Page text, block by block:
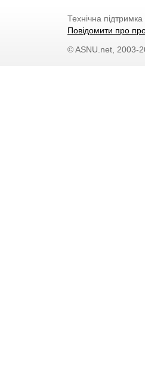
Технічна підтримка
Повідомити про
© ASNU.net, 2003-